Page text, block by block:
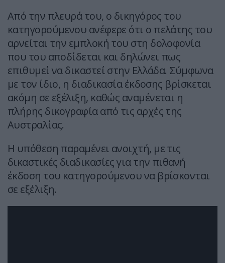
Από την πλευρά του, ο δικηγόρος του
κατηγορούμενου ανέφερε ότι ο πελάτης του
αρνείται την εμπλοκή του στη δολοφονία
που του αποδίδεται και δηλώνει πως
επιθυμεί να δικαστεί στην Ελλάδα. Σύμφωνα
με τον ίδιο, η διαδικασία έκδοσης βρίσκεται
ακόμη σε εξέλιξη, καθώς αναμένεται η
πλήρης δικογραφία από τις αρχές της
Αυστραλίας.
Η υπόθεση παραμένει ανοιχτή, με τις
δικαστικές διαδικασίες για την πιθανή
έκδοση του κατηγορούμενου να βρίσκονται
σε εξέλιξη.